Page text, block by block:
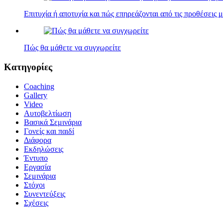
Επιτυχία ή αποτυχία και πώς επηρεάζονται από τις προθέσεις
Πώς θα μάθετε να συγχωρείτε
Κατηγορίες
Coaching
Gallery
Video
Αυτοβελτίωση
Βασικά Σεμινάρια
Γονείς και παιδί
Διάφορα
Εκδηλώσεις
Έντυπο
Εργασία
Σεμινάρια
Στόχοι
Συνεντεύξεις
Σχέσεις